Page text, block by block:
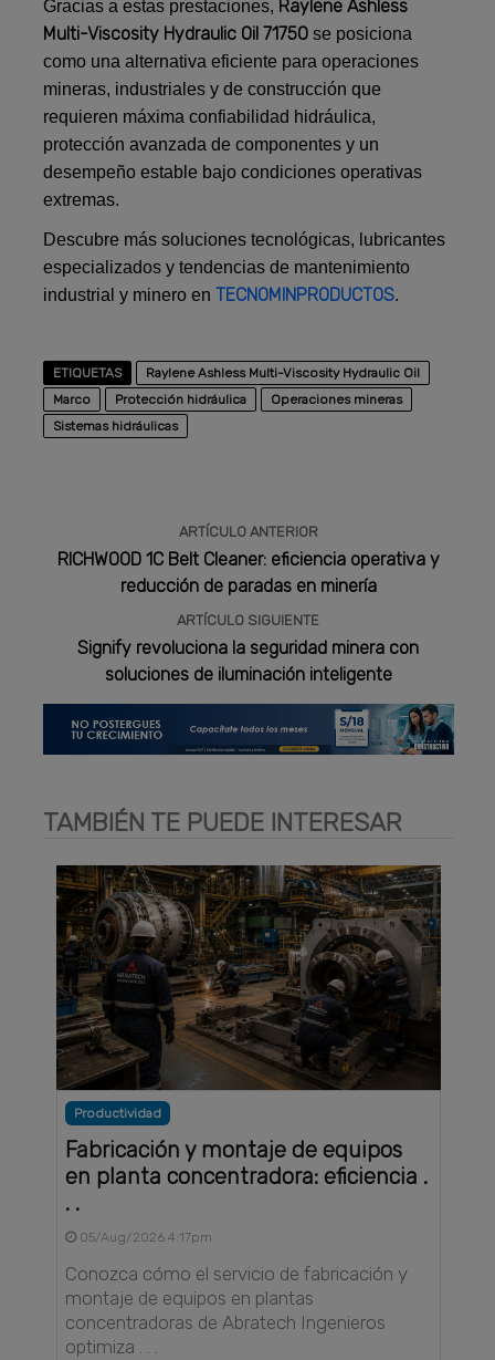
Gracias a estas prestaciones, Raylene Ashless
Multi-Viscosity Hydraulic Oil 71750 se posiciona
como una alternativa eficiente para operaciones
mineras, industriales y de construcción que
requieren máxima confiabilidad hidráulica,
protección avanzada de componentes y un
desempeño estable bajo condiciones operativas
extremas.
Descubre más soluciones tecnológicas, lubricantes
especializados y tendencias de mantenimiento
industrial y minero enTECNOMINPRODUCTOS.
ETIQUETAS
Raylene Ashless Multi-Viscosity Hydraulic Oil
Marco
Protección hidráulica
Operaciones mineras
Sistemas hidráulicas
ARTÍCULO ANTERIOR
RICHWOOD 1C Belt Cleaner: eficiencia operativa y
reducción de paradas en minería
ARTÍCULO SIGUIENTE
Signify revoluciona la seguridad minera con
soluciones de iluminación inteligente
TAMBIÉN TE PUEDE INTERESAR
Productividad
Fabricación y montaje de equipos
en planta concentradora: eficiencia .
. .
05/Aug/2026 4:17pm
Conozca cómo el servicio de fabricación y
montaje de equipos en plantas
concentradoras de Abratech Ingenieros
optimiza . . .